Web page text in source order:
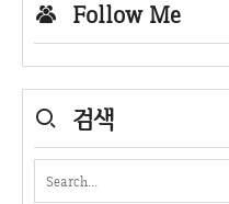
Follow Me
검색